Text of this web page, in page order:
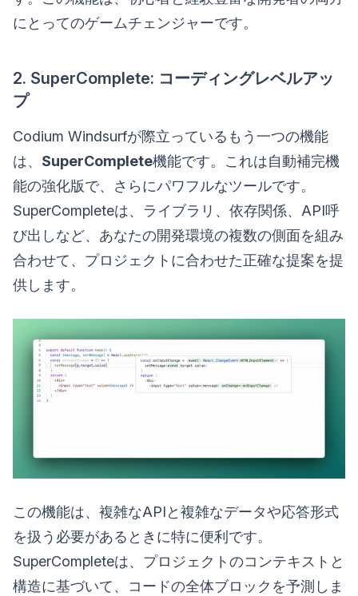
にとってのゲームチェンジャーです。
2. SuperComplete: コーディングレベルアッ
プ
Codium Windsurfが際立っているもう一つの機能
は、 SuperComplete機能です。これは自動補完機
能の強化版で、さらにパワフルなツールです。
SuperCompleteは、ライブラリ、依存関係、API呼
び出しなど、あなたの開発環境の複数の側面を組み
合わせて、プロジェクトに合わせた正確な提案を提
供します。
この機能は、複雑なAPIと複雑なデータや応答形式
を扱う必要があるときに特に便利です。
SuperCompleteは、プロジェクトのコンテキストと
構造に基づいて、コードの全体ブロックを予測しま